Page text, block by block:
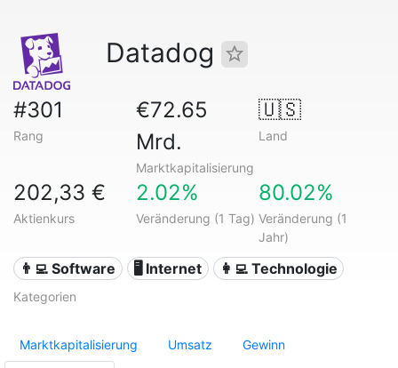
Datadog
#301
Rang
€72.65
Mrd.
Marktkapitalisierung
🇺🇸
Land
202,33 €
Aktienkurs
2.02%
Veränderung (1 Tag)
80.02%
Veränderung (1
Jahr)
👨‍💻 Software 🖥️ Internet 👩‍💻 Technologie
Kategorien
Marktkapitalisierung Umsatz Gewinn